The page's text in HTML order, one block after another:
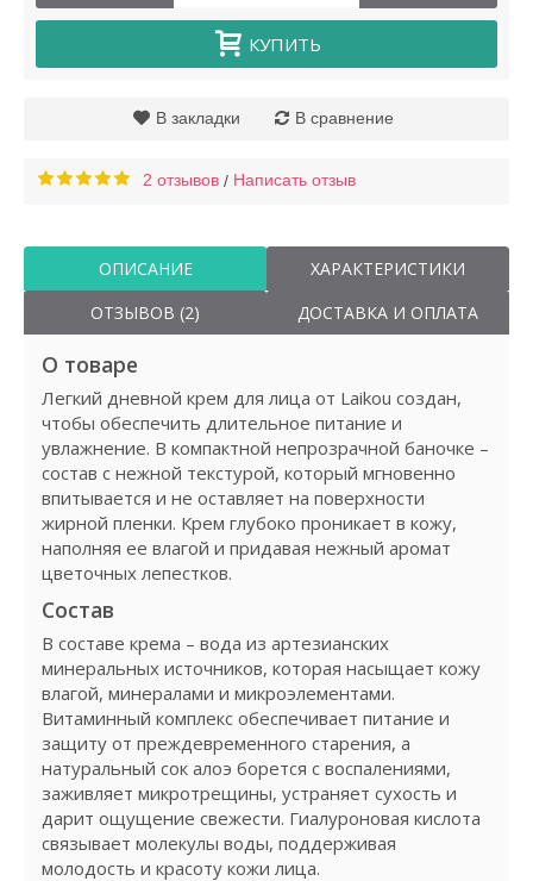
КУПИТЬ
В закладки В сравнение
2 отзывов / Написать отзыв
ОПИСАНИЕ
ХАРАКТЕРИСТИКИ
ОТЗЫВОВ (2)
ДОСТАВКА И ОПЛАТА
О товаре
Легкий дневной крем для лица от Laikou создан,
чтобы обеспечить длительное питание и
увлажнение. В компактной непрозрачной баночке –
состав с нежной текстурой, который мгновенно
впитывается и не оставляет на поверхности
жирной пленки. Крем глубоко проникает в кожу,
наполняя ее влагой и придавая нежный аромат
цветочных лепестков.
Состав
В составе крема – вода из артезианских
минеральных источников, которая насыщает кожу
влагой, минералами и микроэлементами.
Витаминный комплекс обеспечивает питание и
защиту от преждевременного старения, а
натуральный сок алоэ борется с воспалениями,
заживляет микротрещины, устраняет сухость и
дарит ощущение свежести. Гиалуроновая кислота
связывает молекулы воды, поддерживая
молодость и красоту кожи лица.